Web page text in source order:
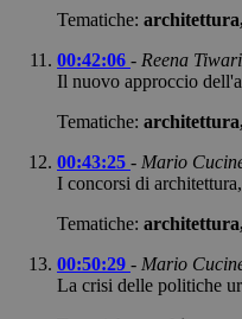
Tematiche:
00:42:06 - Reena Tiwari
Il nuovo approccio
Tematiche:
00:43:25 - Mario
I concorsi di
Tematiche:
00:50:29 - Mario
La crisi delle politiche